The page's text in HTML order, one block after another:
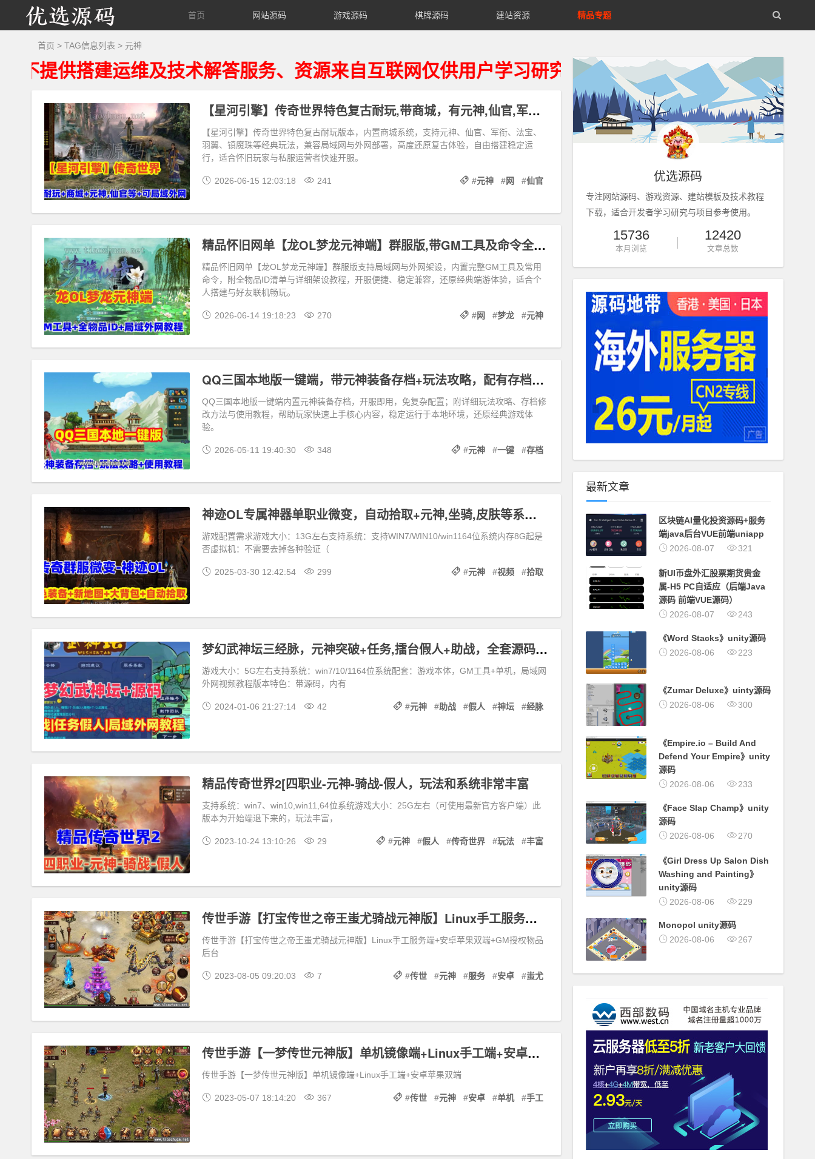
优 首页 网站源码 游戏源码 棋牌源码 建站资源 精品专题
首页 > TAG信息列表 > 元神
搭建运维及技术解答服务、资源来自互联网仅供用户学习研究、请获得资源24小时内从您的存储设
【星河引擎】传奇世界特色复古耐玩,带商城，有元神,仙官,军衔,法宝,羽翼,镇魔珠等，可局域网外网
【星河引擎】传奇世界特色复古耐玩版本，内置商城系统，支持元神、仙官、军衔、法宝、
羽翼、镇魔珠等经典玩法，兼容局域网与外网部署，高度还原复古体验，自由搭建稳定运
行，适合怀旧玩家与私服运营者快速开服。
2026-06-15 12:03:18 241 #元神 #网 #仙官
精品怀旧网单【龙OL梦龙元神端】群服版,带GM工具及命令全物品ID+局域外网架设教程
精品怀旧网单【龙OL梦龙元神端】群服版支持局域网与外网架设，内置完整GM工具及常用
命令，附全物品ID清单与详细架设教程，开服便捷、稳定兼容，还原经典端游体验，适合个
人搭建与好友联机畅玩。
2026-06-14 19:18:23 270 #网 #梦龙 #元神
QQ三国本地版一键端，带元神装备存档+玩法攻略，配有存档的修改+使用教程
QQ三国本地版一键端内置元神装备存档，开服即用，免复杂配置；附详细玩法攻略、存档修
改方法与使用教程，帮助玩家快速上手核心内容，稳定运行于本地环境，还原经典游戏体
验。
2026-05-11 19:40:30 348 #元神 #一键 #存档
神迹OL专属神器单职业微变，自动拾取+元神,坐骑,皮肤等系统+大背包+安装及GM视频
游戏配置需求游戏大小：13G左右支持系统：支持WIN7/WIN10/win1164位系统内存8G起是
否虚拟机：不需要去掉各种验证（
2025-03-30 12:42:54 299 #元神 #视频 #拾取
梦幻武神坛三经脉，元神突破+任务,擂台假人+助战，全套源码，可局域网可外网
游戏大小：5G左右支持系统：win7/10/1164位系统配套：游戏本体，GM工具+单机，局域网
外网视频教程版本特色：带源码，内有
2024-01-06 21:27:14 42 #元神 #助战 #假人 #神坛 #经脉
精品传奇世界2[四职业-元神-骑战-假人，玩法和系统非常丰富
支持系统：win7、win10,win11,64位系统游戏大小：25G左右（可使用最新官方客户端）此
版本为开始端退下来的，玩法丰富，
2023-10-24 13:10:26 29 #元神 #假人 #传奇世界 #玩法 #丰富
传世手游【打宝传世之帝王蚩尤骑战元神版】Linux手工服务端+安卓苹果双端+GM授权物品后台
传世手游【打宝传世之帝王蚩尤骑战元神版】Linux手工服务端+安卓苹果双端+GM授权物品
后台
2023-08-05 09:20:03 7 #传世 #元神 #服务 #安卓 #蚩尤
传世手游【一梦传世元神版】单机镜像端+Linux手工端+安卓苹果双端
传世手游【一梦传世元神版】单机镜像端+Linux手工端+安卓苹果双端
2023-05-07 18:14:20 367 #传世 #元神 #安卓 #单机 #手工
优选源码
专注网站源码、游戏资源、建站模板及技术教程
下载，适合开发者学习研究与项目参考使用。
15736
本月浏览
12420
文章总数
最新文章
区块链AI量化投资源码+服务
端java后台VUE前端uniapp
2026-08-07
321
新UI币盘外汇股票期货贵金
属-H5 PC自适应（后端Java
源码 前端VUE源码）
2026-08-07
243
《Word Stacks》unity源码
2026-08-06
223
《Zumar Deluxe》uinty源码
2026-08-06
300
《Empire.io – Build And
Defend Your Empire》unity
源码
2026-08-06
233
《Face Slap Champ》unity
源码
2026-08-06
270
《Girl Dress Up Salon Dish
Washing and Painting》
unity源码
2026-08-06
229
Monopol unity源码
2026-08-06
267